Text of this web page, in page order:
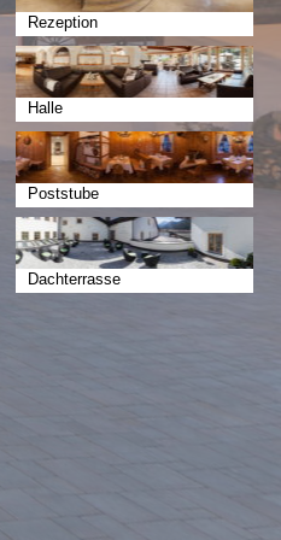
Rezeption
Halle
Poststube
Dachterrasse